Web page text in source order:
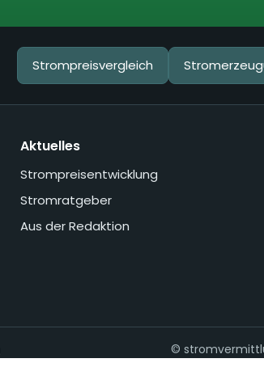
Strompreisvergleich
Aktuelles
Strompreisentwicklung
Stromratgeber
Aus der Redaktion
©